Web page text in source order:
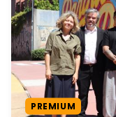
PREMIUM